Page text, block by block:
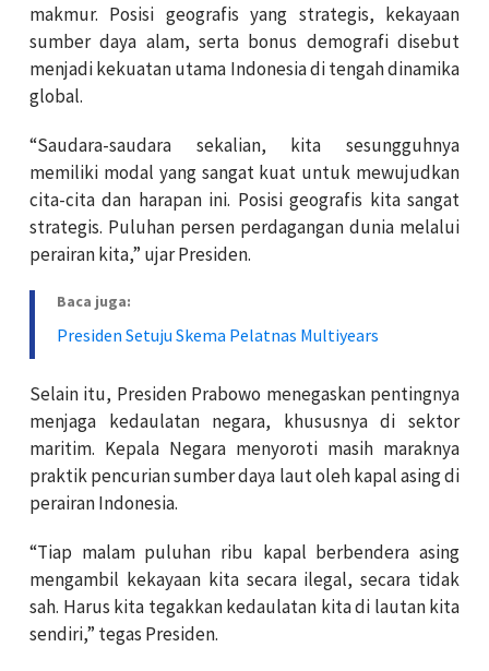
makmur. Posisi geografis yang strategis, kekayaan
sumber daya alam, serta bonus demografi disebut
menjadi kekuatan utama Indonesia di tengah dinamika
global.
“Saudara-saudara sekalian, kita sesungguhnya
memiliki modal yang sangat kuat untuk mewujudkan
cita-cita dan harapan ini. Posisi geografis kita sangat
strategis. Puluhan persen perdagangan dunia melalui
perairan kita,” ujar Presiden.
Baca juga:
Presiden Setuju Skema Pelatnas Multiyears
Selain itu, Presiden Prabowo menegaskan pentingnya
menjaga kedaulatan negara, khususnya di sektor
maritim. Kepala Negara menyoroti masih maraknya
praktik pencurian sumber daya laut oleh kapal asing di
perairan Indonesia.
“Tiap malam puluhan ribu kapal berbendera asing
mengambil kekayaan kita secara ilegal, secara tidak
sah. Harus kita tegakkan kedaulatan kita di lautan kita
sendiri,” tegas Presiden.